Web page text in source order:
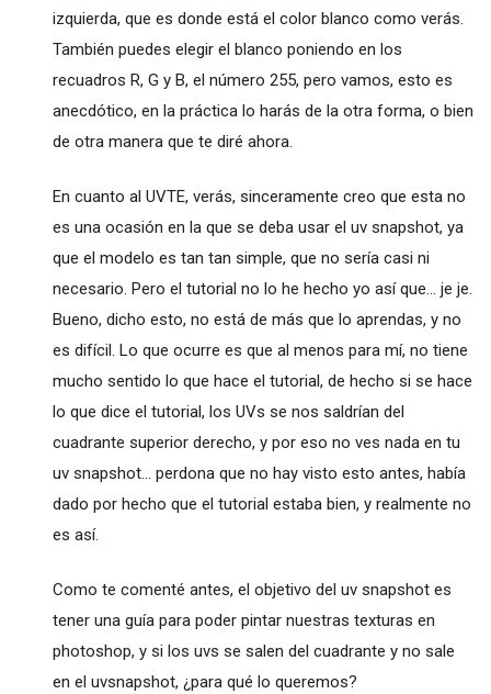
izquierda, que es donde está el color blanco como verás.
También puedes elegir el blanco poniendo en los
recuadros R, G y B, el número 255, pero vamos, esto es
anecdótico, en la práctica lo harás de la otra forma, o bien
de otra manera que te diré ahora.
En cuanto al UVTE, verás, sinceramente creo que esta no
es una ocasión en la que se deba usar el uv snapshot, ya
que el modelo es tan tan simple, que no sería casi ni
necesario. Pero el tutorial no lo he hecho yo así que... je je.
Bueno, dicho esto, no está de más que lo aprendas, y no
es difícil. Lo que ocurre es que al menos para mí, no tiene
mucho sentido lo que hace el tutorial, de hecho si se hace
lo que dice el tutorial, los UVs se nos saldrían del
cuadrante superior derecho, y por eso no ves nada en tu
uv snapshot... perdona que no hay visto esto antes, había
dado por hecho que el tutorial estaba bien, y realmente no
es así.
Como te comenté antes, el objetivo del uv snapshot es
tener una guía para poder pintar nuestras texturas en
photoshop, y si los uvs se salen del cuadrante y no sale
en el uvsnapshot, ¿para qué lo queremos?